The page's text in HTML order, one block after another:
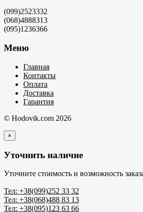
(099)2523332
(068)4888313
(095)1236366
Меню
Главная
Контакты
Оплата
Доставка
Гарантия
© Hodovik.com 2026
×
Уточнить наличие
Уточните стоимость и возможность
Тел: +38(099)252 33 32
Тел: +38(068)488 83 13
Тел: +38(095)123 63 66